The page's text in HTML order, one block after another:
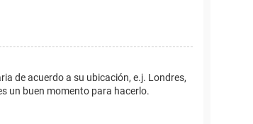
de acuerdo a su ubicación, e.j. Londres,
un buen momento para hacerlo.